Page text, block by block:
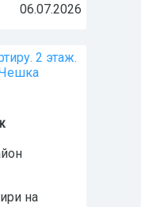
06.07.2026
2 этаж.
Чешка
на